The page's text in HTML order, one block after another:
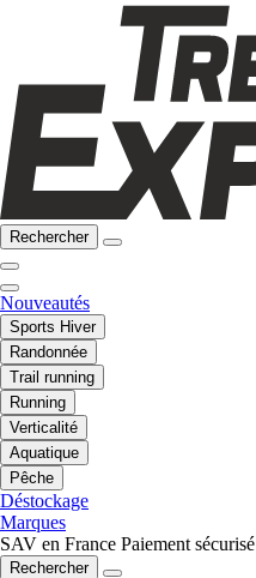
Rechercher
Nouveautés
Sports Hiver
Randonnée
Trail running
Running
Verticalité
Aquatique
Pêche
Déstockage
Marques
SAV en France Paiement sécurisé
Rechercher